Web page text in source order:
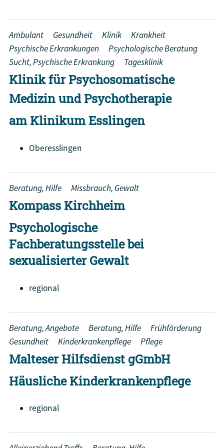
Ambulant Gesundheit Klinik
Krankheit
Psychische Erkrankungen
Psychologische Beratung
Sucht, Psychische Erkrankung
Tagesklinik
Klinik für Psychosomatische
Medizin und Psychotherapie
am Klinikum Esslingen
Oberesslingen
Beratung, Hilfe Missbrauch, Gewalt
Kompass Kirchheim
Psychologische
Fachberatungsstelle bei
sexualisierter Gewalt
regional
Beratung, Angebote Beratung, Hilfe
Frühförderung
Gesundheit
Kinderkrankenpflege Pflege
Malteser Hilfsdienst gGmbH
Häusliche Kinderkrankenpflege
regional